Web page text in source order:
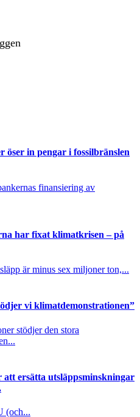
öser in pengar i fossilbränslen
finansiering av
har fixat klimatkrisen – på
är minus sex miljoner ton,...
vi klimatdemonstrationen”
stödjer den stora
att ersätta utsläppsminskningar
(och...